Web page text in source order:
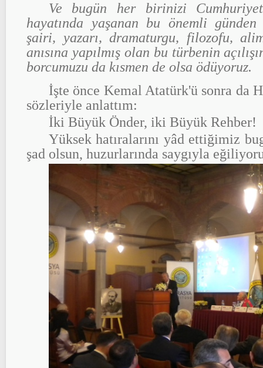
Ve bugün her birinizi
hayatında yaşanan bu önemli günden
şairi, yazarı, dramaturgu, filozofu,
anısına yapılmış olan bu türbenin
borcumuzu da kısmen de olsa ödüyoruz.
İşte önce Kemal Atatürk'ü sonra da
sözleriyle anlattım:
İki Büyük Önder, iki Büyük Rehber!
Yüksek hatıralarını yâd ettiğimiz
şad olsun, huzurlarında saygıyla